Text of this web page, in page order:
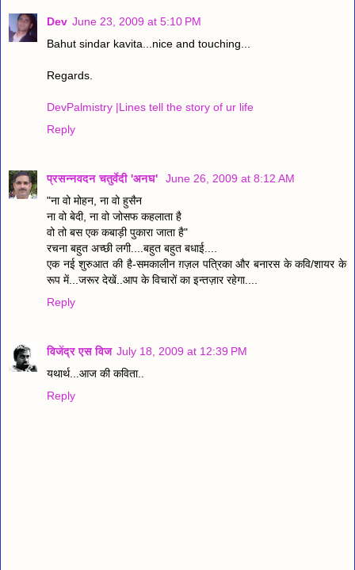
Dev June 23, 2009 at 5:10 PM
Bahut sindar kavita...nice and touching...
Regards.
DevPalmistry |Lines tell the story of ur life
Reply
प्रसन्नवदन चतुर्वेदी 'अनघ'
June 26, 2009 at 8:12 AM
"ना वो मोहन, ना वो हुसैन
ना वो बेदी, ना वो जोसफ कहलाता है
वो तो बस एक कबाड़ी पुकारा जाता है"
रचना बहुत अच्छी लगी....बहुत बहुत बधाई....
एक नई शुरुआत की है-समकालीन ग़ज़ल पत्रिका और बनारस के कवि/शायर के
रूप में...जरूर देखें..आप के विचारों का इन्तज़ार रहेगा....
Reply
विजेंद्र एस विज July 18, 2009 at 12:39 PM
यथार्थ...आज की कविता..
Reply